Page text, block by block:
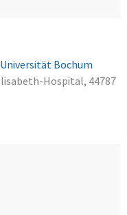
Bochum
Hospital, 44787